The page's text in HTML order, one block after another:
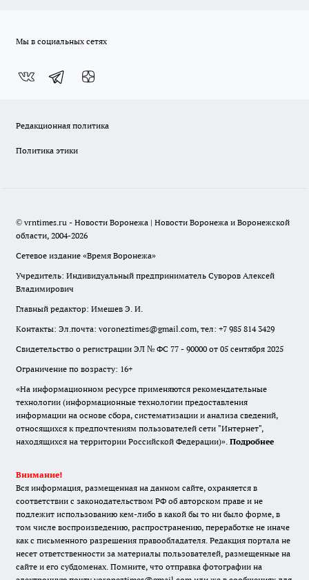
Мы в социальных сетях
Редакционная политика
Политика этики
© vrntimes.ru - Новости Воронежа | Новости Воронежа и Воронежской
области, 2004-2026
Сетевое издание «Время Воронежа»
Учредитель: Индивидуальный предприниматель Суворов Алексей
Владимирович
Главный редактор: Имешев Э. И.
Контакты: Эл.почта: voroneztimes@gmail.com, тел: +7 985 814 3429
Свидетельство о регистрации ЭЛ № ФС 77 - 90000 от 05 сентября 2025
Ограничение по возрасту: 16+
«На информационном ресурсе применяются рекомендательные
технологии (информационные технологии предоставления
информации на основе сбора, систематизации и анализа сведений,
относящихся к предпочтениям пользователей сети "Интернет",
находящихся на территории Российской Федерации)». Подробнее
Внимание!
Вся информация, размещенная на данном сайте, охраняется в
соответствии с законодательством РФ об авторском праве и не
подлежит использованию кем-либо в какой бы то ни было форме, в
том числе воспроизведению, распространению, переработке не иначе
как с письменного разрешения правообладателя. Редакция портала не
несет ответственности за материалы пользователей, размещенные на
сайте и его субдоменах. Помните, что отправка фотографии на